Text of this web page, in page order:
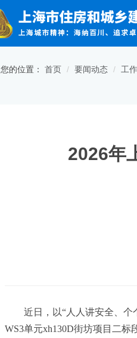
您的位置： 首页 要闻动态 工
2026年
近日，以“人人讲安全、个
WS3单元xh130D街坊项目二